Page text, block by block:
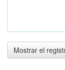
Mostrar el